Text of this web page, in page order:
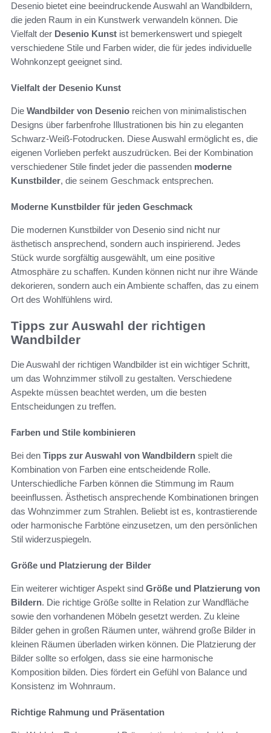
Desenio bietet eine beeindruckende Auswahl an Wandbildern,
die jeden Raum in ein Kunstwerk verwandeln können. Die
Vielfalt der Desenio Kunst ist bemerkenswert und spiegelt
verschiedene Stile und Farben wider, die für jedes individuelle
Wohnkonzept geeignet sind.
Vielfalt der Desenio Kunst
Die Wandbilder von Desenio reichen von minimalistischen
Designs über farbenfrohe Illustrationen bis hin zu eleganten
Schwarz-Weiß-Fotodrucken. Diese Auswahl ermöglicht es, die
eigenen Vorlieben perfekt auszudrücken. Bei der Kombination
verschiedener Stile findet jeder die passenden moderne
Kunstbilder, die seinem Geschmack entsprechen.
Moderne Kunstbilder für jeden Geschmack
Die modernen Kunstbilder von Desenio sind nicht nur
ästhetisch ansprechend, sondern auch inspirierend. Jedes
Stück wurde sorgfältig ausgewählt, um eine positive
Atmosphäre zu schaffen. Kunden können nicht nur ihre Wände
dekorieren, sondern auch ein Ambiente schaffen, das zu einem
Ort des Wohlfühlens wird.
Tipps zur Auswahl der richtigen
Wandbilder
Die Auswahl der richtigen Wandbilder ist ein wichtiger Schritt,
um das Wohnzimmer stilvoll zu gestalten. Verschiedene
Aspekte müssen beachtet werden, um die besten
Entscheidungen zu treffen.
Farben und Stile kombinieren
Bei den Tipps zur Auswahl von Wandbildern spielt die
Kombination von Farben eine entscheidende Rolle.
Unterschiedliche Farben können die Stimmung im Raum
beeinflussen. Ästhetisch ansprechende Kombinationen bringen
das Wohnzimmer zum Strahlen. Beliebt ist es, kontrastierende
oder harmonische Farbtöne einzusetzen, um den persönlichen
Stil widerzuspiegeln.
Größe und Platzierung der Bilder
Ein weiterer wichtiger Aspekt sind Größe und Platzierung von
Bildern. Die richtige Größe sollte in Relation zur Wandfläche
sowie den vorhandenen Möbeln gesetzt werden. Zu kleine
Bilder gehen in großen Räumen unter, während große Bilder in
kleinen Räumen überladen wirken können. Die Platzierung der
Bilder sollte so erfolgen, dass sie eine harmonische
Komposition bilden. Dies fördert ein Gefühl von Balance und
Konsistenz im Wohnraum.
Richtige Rahmung und Präsentation